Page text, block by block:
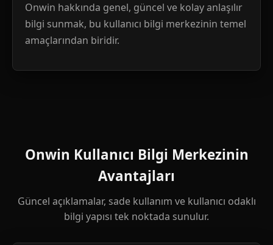
Onwin hakkında genel, güncel ve kolay anlaşılır
bilgi sunmak, bu kullanıcı bilgi merkezinin temel
amaçlarından biridir.
Onwin Kullanıcı Bilgi Merkezinin
Avantajları
Güncel açıklamalar, sade kullanım ve kullanıcı odaklı
bilgi yapısı tek noktada sunulur.